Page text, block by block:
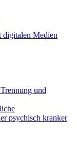
digitalen Medien
und
psychisch kranker